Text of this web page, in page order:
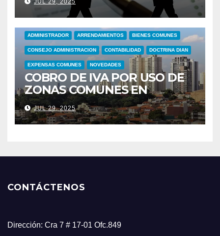
COMUNES
JUL 29, 2025
ADMINISTRADOR ARRENDAMIENTOS BIENES COMUNES
CONSEJO ADMINISTRACION CONTABILIDAD DOCTRINA DIAN
EXPENSAS COMUNES NOVEDADES
COBRO DE IVA POR USO DE
ZONAS COMUNES EN
CONJUNTOS RESIDENCIALES
JUL 29, 2025
CONTÁCTENOS
Dirección: Cra 7 # 17-01 Ofc.849